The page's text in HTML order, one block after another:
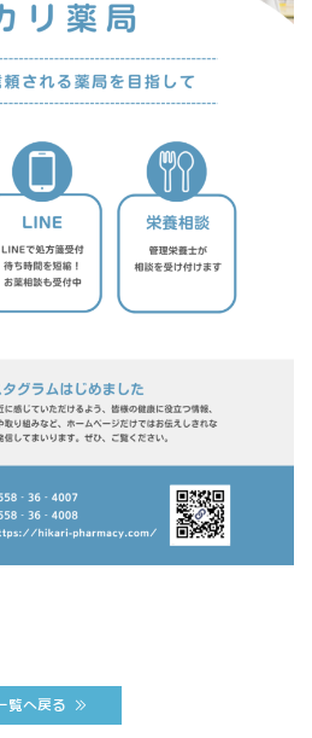
覧へ戻る